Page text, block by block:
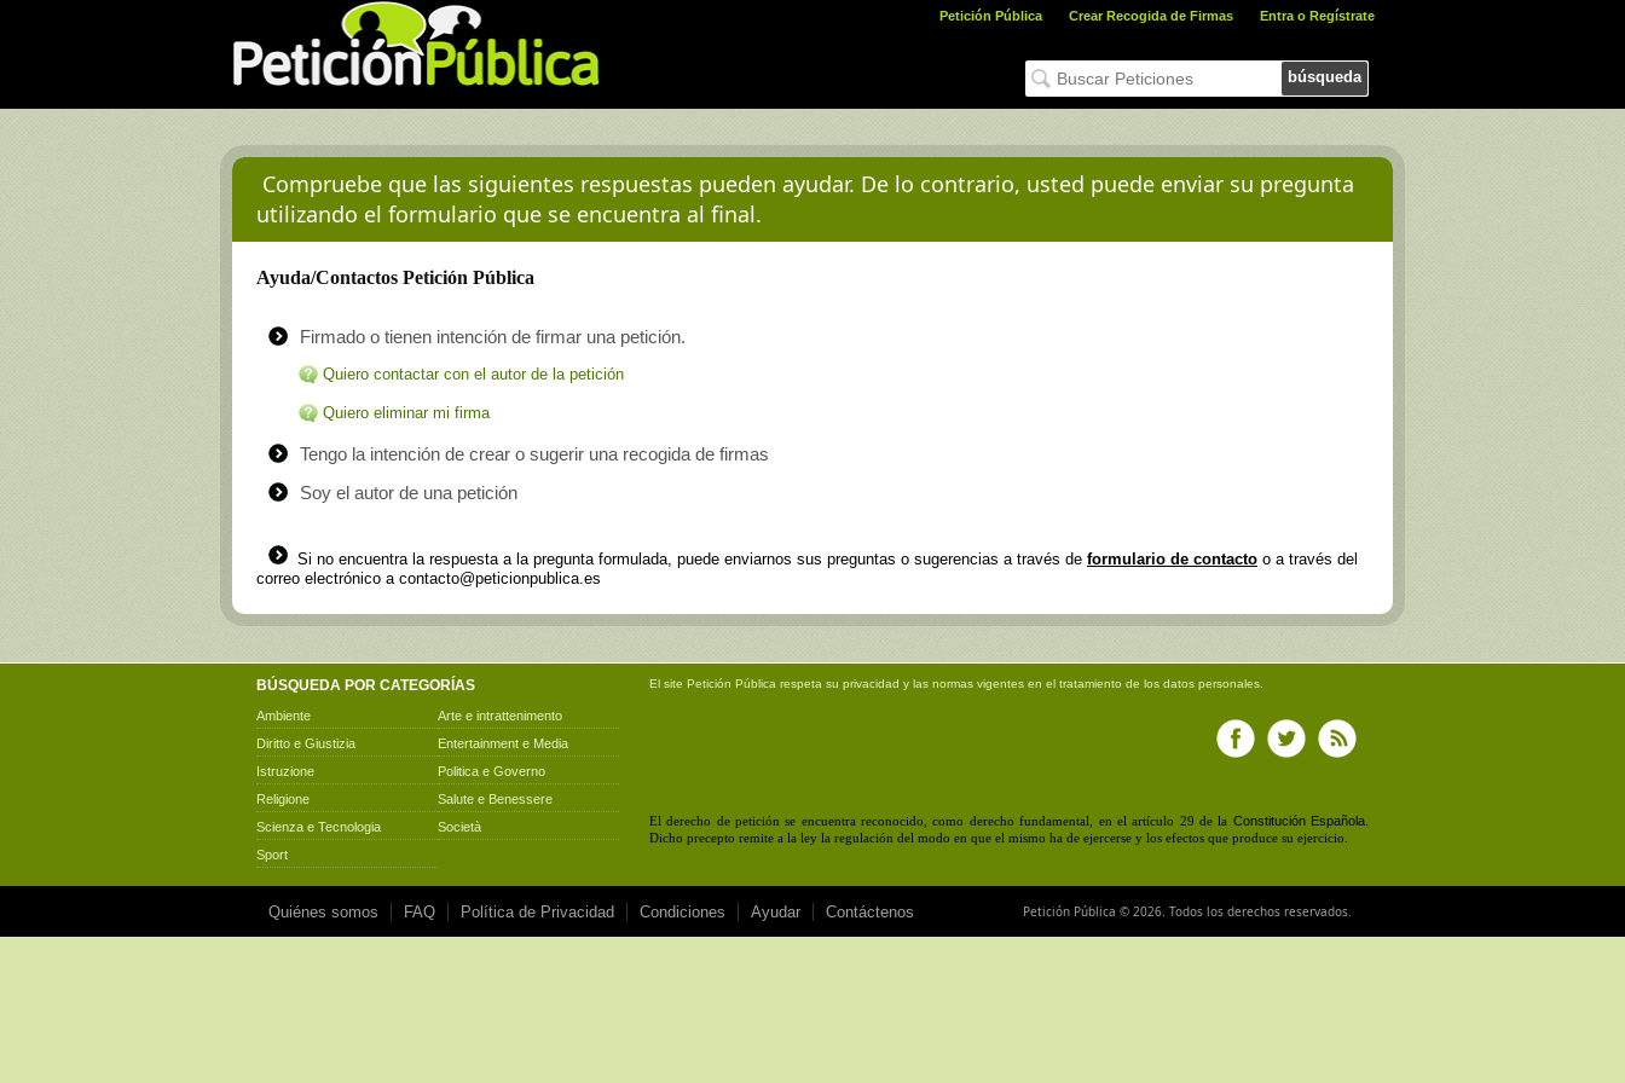
Petición Pública Crear Recogida de Firmas Entra o Regístrate
búsqueda
Compruebe que las siguientes respuestas pueden ayudar. De lo contrario, usted puede enviar su pregunta
utilizando el formulario que se encuentra al final.
Ayuda/Contactos Petición Pública
Firmado o tienen intención de firmar una petición.
Quiero contactar con el autor de la petición
Quiero eliminar mi firma
Tengo la intención de crear o sugerir una recogida de firmas
Soy el autor de una petición
Si no encuentra la respuesta a la pregunta formulada, puede enviarnos sus preguntas o sugerencias a través de formulario de contacto o a través del
correo electrónico a contacto@peticionpublica.es
BÚSQUEDA POR CATEGORÍAS
Ambiente
Arte e intrattenimento
Diritto e Giustizia
Entertainment e Media
Istruzione
Politica e Governo
Religione
Salute e Benessere
Scienza e Tecnologia
Società
Sport
El site Petición Pública respeta su privacidad y las normas vigentes en el tratamiento de los datos personales.
El derecho de petición se encuentra reconocido, como derecho fundamental, en el artículo 29 de la Constitución Española
Dicho precepto remite a la ley la regulación del modo en que el mismo ha de ejercerse y los efectos que produce su ejercicio.
Quiénes somos FAQ Política de Privacidad Condiciones Ayudar Contáctenos Petición Pública © 2026. Todos los derechos reservados.